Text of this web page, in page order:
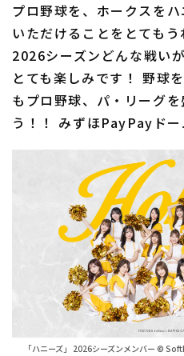
プロ野球を、ホークスを
いただけることをとても
2026シーズンどんな戦い
とても楽しみです！ 野球
もプロ野球、パ・リーグ
う！！ みずほPayPayド
「ハニーズ」 2026シーズンメンバー ©